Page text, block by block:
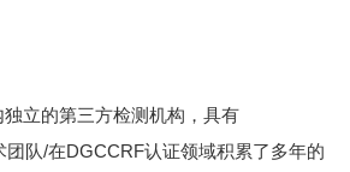
立的第三方检测机构，具有
队/在DGCCRF认证领域积累了多年的